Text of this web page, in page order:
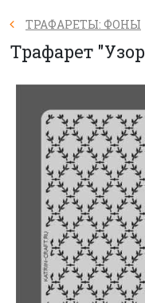
ТРАФАРЕТЫ: ФОНЫ
Трафарет